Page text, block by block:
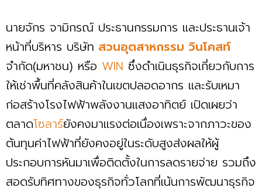
นายจักร จามิกรณ์ ประธานกรรมการ และประธานเจ้า
หน้าที่บริหาร บริษัท สวนอุตสาหกรรม วินโคสท์
จำกัด(มหาชน) หรือ WIN ซึ่งดำเนินธุรกิจเกี่ยวกับการ
ให้เช่าพื้นที่คลังสินค้าในเขตปลอดอากร และรับเหมา
ก่อสร้างโรงไฟฟ้าพลังงานแสงอาทิตย์ เปิดเผยว่า
ตลาดโซลาร์ยังคงมาแรงต่อเนื่องเพราะจากภาวะของ
ต้นทุนค่าไฟฟ้าที่ยังคงอยู่ในระดับสูงส่งผลให้ผู้
ประกอบการหันมาเพื่อติดตั้งในการลดรายจ่าย รวมถึง
สอดรับทิศทางของธุรกิจทั่วโลกที่เน้นการพัฒนาธุรกิจ